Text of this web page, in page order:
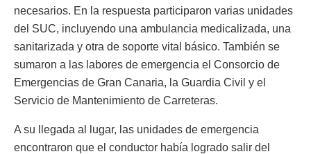
necesarios. En la respuesta participaron varias unidades
del SUC, incluyendo una ambulancia medicalizada, una
sanitarizada y otra de soporte vital básico. También se
sumaron a las labores de emergencia el Consorcio de
Emergencias de Gran Canaria, la Guardia Civil y el
Servicio de Mantenimiento de Carreteras.
A su llegada al lugar, las unidades de emergencia
encontraron que el conductor había logrado salir del